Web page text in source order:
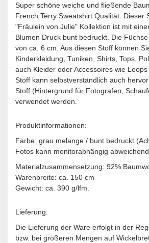
Super schöne weiche und fließende
French Terry Sweatshirt Qualität. Dieser
"Fräulein von Julie" Kollektion ist mit
Blumen Druck bunt bedruckt. Die
von ca. 6 cm. Aus diesen Stoff können
Kinderkleidung, Tuniken, Shirts, Tops,
auch Kleider oder Accessoires wie
Stoff kann selbstverständlich auch
Stoff (Hintergrund für Fotografen,
verwendet werden.
Produktinformationen:
Farbe: grau melange / bunt bedruckt
Fotos kann monitorabhängig
Materialzusammensetzung: 92%
Warenbreite: ca. 150 cm
Gewicht: ca. 390 g/lfm.
Lieferung:
Die Lieferung der Ware erfolgt in der
bzw. bei größeren Mengen auf